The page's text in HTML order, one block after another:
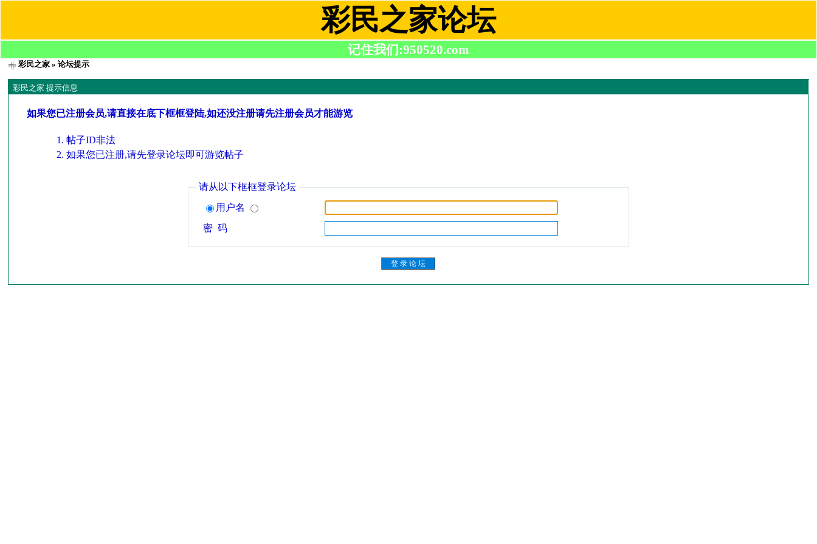
彩民之家论坛
记住我们:950520.com
彩民之家 » 论坛提示
彩民之家 提示信息
如果您已注册会员,请直接在底下框框登陆,如还没注册请先注册会员才能游览
帖子ID非法
如果您已注册,请先登录论坛即可游览帖子
请从以下框框登录论坛
用户名
密 码